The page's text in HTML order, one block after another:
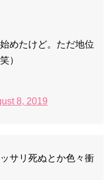
めたけど。ただ地位
）
8, 2019
サリ死ぬとか色々衝